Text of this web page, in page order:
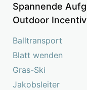
Spannende
Outdoor
Balltransport
Blatt wenden
Gras-Ski
Jakobsleiter